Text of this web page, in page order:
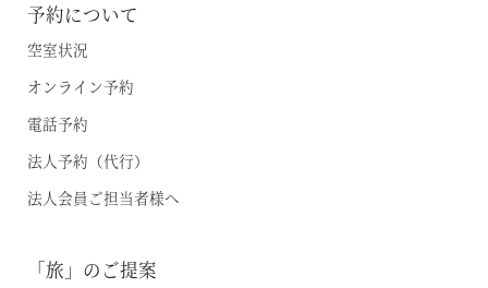
予約について
空室状況
オンライン予約
電話予約
法人予約（代行）
法人会員ご担当者様へ
「旅」のご提案